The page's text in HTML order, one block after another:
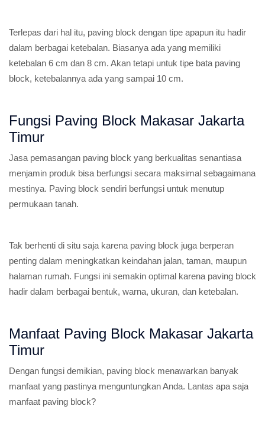
Terlepas dari hal itu, paving block dengan tipe apapun itu hadir
dalam berbagai ketebalan. Biasanya ada yang memiliki
ketebalan 6 cm dan 8 cm. Akan tetapi untuk tipe bata paving
block, ketebalannya ada yang sampai 10 cm.
Fungsi Paving Block Makasar Jakarta
Timur
Jasa pemasangan paving block yang berkualitas senantiasa
menjamin produk bisa berfungsi secara maksimal sebagaimana
mestinya. Paving block sendiri berfungsi untuk menutup
permukaan tanah.
Tak berhenti di situ saja karena paving block juga berperan
penting dalam meningkatkan keindahan jalan, taman, maupun
halaman rumah. Fungsi ini semakin optimal karena paving block
hadir dalam berbagai bentuk, warna, ukuran, dan ketebalan.
Manfaat Paving Block Makasar Jakarta
Timur
Dengan fungsi demikian, paving block menawarkan banyak
manfaat yang pastinya menguntungkan Anda. Lantas apa saja
manfaat paving block?